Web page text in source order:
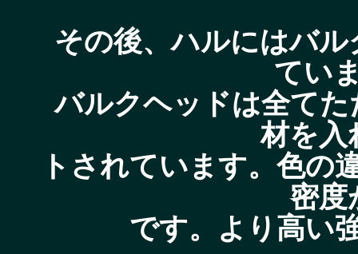
その後、ハルにはバ
てい
バルクヘッドは全て
材を入
トされています。色の
密度
です。より高い